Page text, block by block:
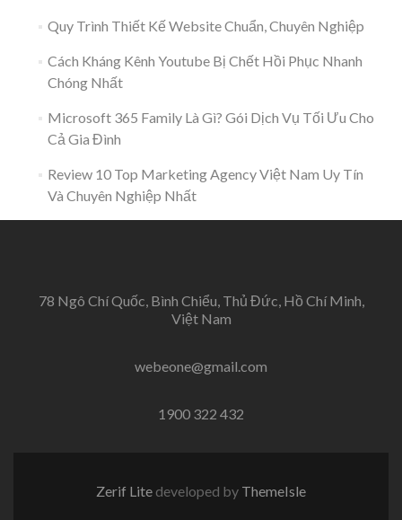
Quy Trình Thiết Kế Website Chuẩn, Chuyên Nghiệp
Cách Kháng Kênh Youtube Bị Chết Hồi Phục Nhanh
Chóng Nhất
Microsoft 365 Family Là Gì? Gói Dịch Vụ Tối Ưu Cho
Cả Gia Đình
Review 10 Top Marketing Agency Việt Nam Uy Tín
Và Chuyên Nghiệp Nhất
78 Ngô Chí Quốc, Bình Chiểu, Thủ Đức, Hồ Chí Minh,
Việt Nam
webeone@gmail.com
1900 322 432
Zerif Lite developed by ThemeIsle